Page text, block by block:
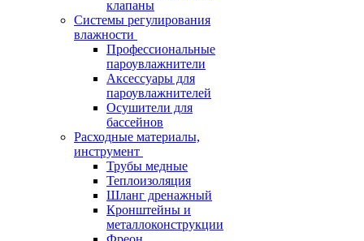
клапаны
Системы регулирования
влажности
Профессиональные
пароувлажнители
Аксессуары для
пароувлажнителей
Осушители для
бассейнов
Расходные материалы,
инструмент
Трубы медные
Теплоизоляция
Шланг дренажный
Кронштейны и
металлоконструкции